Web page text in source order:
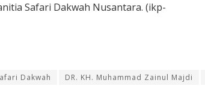
Safari Dakwah Nusantara. (ikp-
Dakwah DR. KH. Muhammad Zainul Majdi